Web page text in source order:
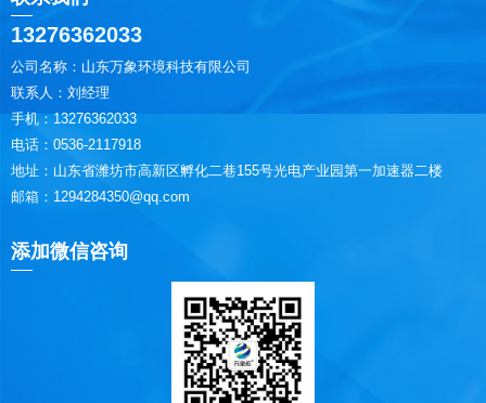
13276362033
公司名称：山东万象环境科技有限公司
联系人：刘经理
手机：13276362033
电话：0536-2117918
地址：山东省潍坊市高新区孵化二巷155号光电产业园第一加速器二楼
邮箱：1294284350@qq.com
添加微信咨询